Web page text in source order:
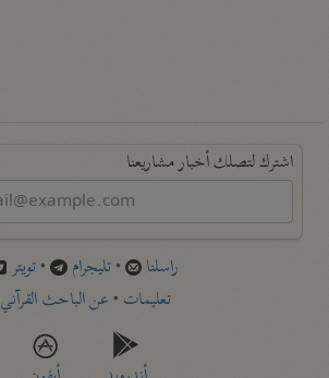
اشترك لتصلك أخبار مشاريعنا
راسلنا •تليجرام •تويتر
تعليمات •عن الباحث القرآني